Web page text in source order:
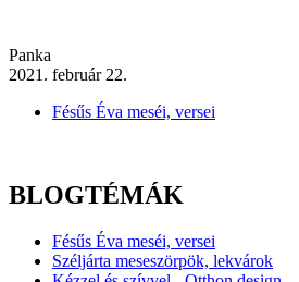
Panka
2021. február 22.
Fésűs Éva meséi, versei
BLOGTÉMÁK
Fésűs Éva meséi, versei
Széljárta meseszörpök, lekvárok